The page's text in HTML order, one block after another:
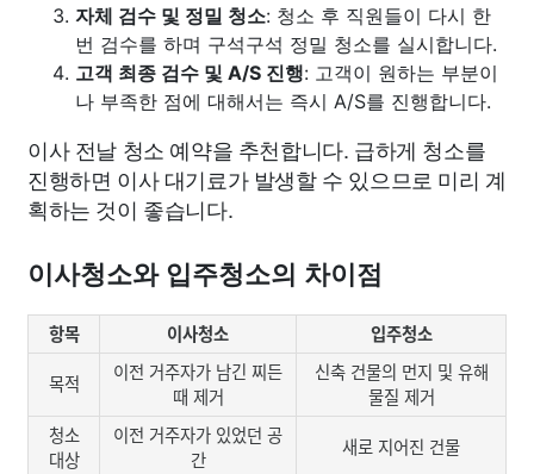
자체 검수 및 정밀 청소: 청소 후 직원들이 다시 한
번 검수를 하며 구석구석 정밀 청소를 실시합니다.
고객 최종 검수 및 A/S 진행: 고객이 원하는 부분이
나 부족한 점에 대해서는 즉시 A/S를 진행합니다.
이사 전날 청소 예약을 추천합니다. 급하게 청소를
진행하면 이사 대기료가 발생할 수 있으므로 미리 계
획하는 것이 좋습니다.
이사청소와 입주청소의 차이점
항목 이사청소 입주청소
목적
이전 거주자가 남긴 찌든
때 제거
신축 건물의 먼지 및 유해
물질 제거
청소
대상
이전 거주자가 있었던 공
간
새로 지어진 건물